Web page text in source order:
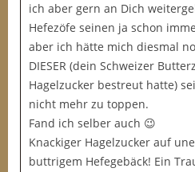
ich aber gern an Dich
Hefezöfe seinen ja schon
aber ich hätte mich diesmal
DIESER (dein Schweizer
Hagelzucker bestreut hatte)
nicht mehr zu toppen.
Fand ich selber auch 😉
Knackiger Hagelzucker auf
buttrigem Hefegebäck! Ein